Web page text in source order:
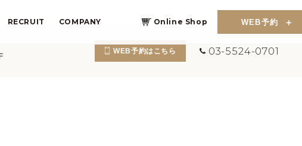
RECRUIT COMPANY Online Shop WEB予約
WEB予約はこちら 03-5524-0701